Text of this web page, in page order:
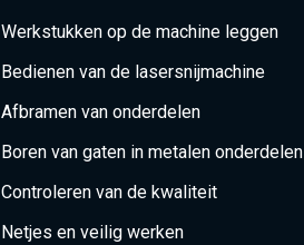
Werkstukken op de machine leggen
Bedienen van de lasersnijmachine
Afbramen van onderdelen
Boren van gaten in metalen onderdelen
Controleren van de kwaliteit
Netjes en veilig werken